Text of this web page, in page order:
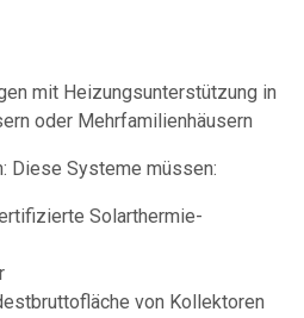
mit Heizungsunterstützung in
oder Mehrfamilienhäusern
Diese Systeme müssen:
Solarthermie-
von Kollektoren